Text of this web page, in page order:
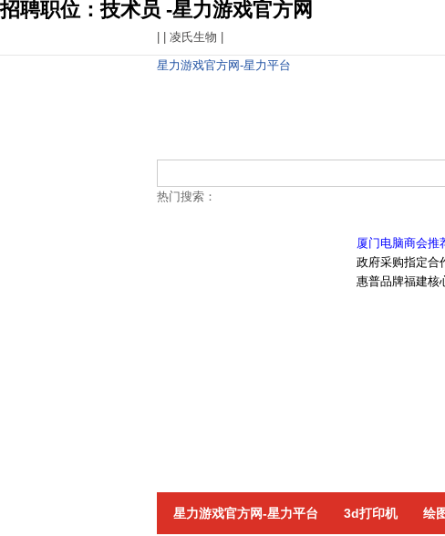
招聘职位：技术员 -星力游戏官方网
凌氏生物
星力游戏官方网-星力平台
热门搜索：
厦门电脑商会推
政府采购指定合
惠普品牌福建核
星力游戏官方网-星力平台 3d打印机 绘